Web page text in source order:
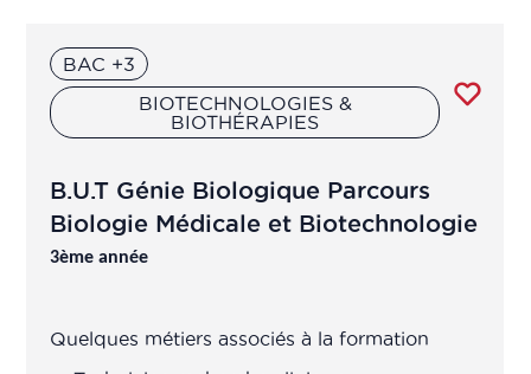
BAC +3
BIOTECHNOLOGIES &
BIOTHÉRAPIES
B.U.T Génie Biologique Parcours
Biologie Médicale et Biotechnologie
3ème année
Quelques métiers associés à la formation